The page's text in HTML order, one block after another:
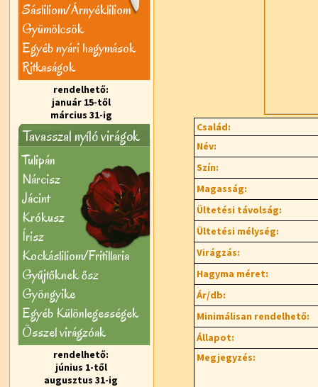
Sásliliom/Árnyékliliom
Gyümölcsök
Egyéb nyári hagymások
Ritkaságok
rendelhető:
január 15-től
március 31-ig
Tavasszal nyíló virágok
Tulipán
Nárcisz
Jácint
Krókusz
Írisz
Kockásliliom/Fritillaria
Gyűjtőknek ősz
Gyöngyike
Egyéb Különlegességek
Õsszel virágzóak
rendelhető:
június 1-től
augusztus 31-ig
Család:
Név:
Szín:
Magasság:
Ültetési távolság:
Ültetési mélység:
Virágzás:
Hagyma méret:
Ár/db:
Minimálisan rendelhető:
Állapot:
Megjegyzés: